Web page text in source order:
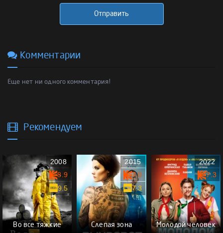
Отправить
Комментарии
Еще нет ни одного комментария!
Рекомендуем
Во все тяжкие
2008
8.9
9.5
Слепая зона
2015
7.0
7.3
Молодой человек
2022
7.3